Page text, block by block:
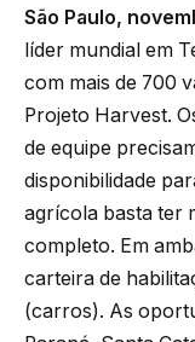
São Paulo,
líder mundial em
com mais de 700
Projeto Harvest.
de equipe
disponibilidade
agrícola basta ter
completo. Em
carteira de
(carros). As